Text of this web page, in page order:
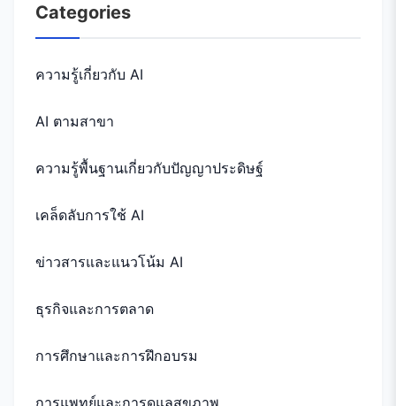
Categories
ความรู้เกี่ยวกับ AI
AI ตามสาขา
ความรู้พื้นฐานเกี่ยวกับปัญญาประดิษฐ์
เคล็ดลับการใช้ AI
ข่าวสารและแนวโน้ม AI
ธุรกิจและการตลาด
การศึกษาและการฝึกอบรม
การแพทย์และการดูแลสุขภาพ